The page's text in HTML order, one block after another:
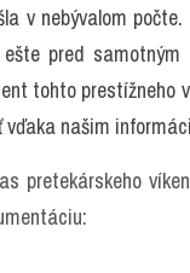
v nebývalom
pred samotným
tohto prestížneho
vďaka našim
pretekárskeho